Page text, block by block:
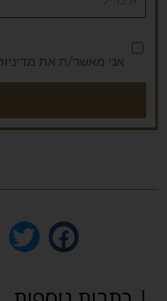
אני מאשר/ת את